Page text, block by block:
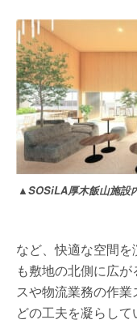
▲SOSiLA厚木飯山施設
など、快適な空間
も敷地の北側に広
スや物流業務の作
どの工夫を凝らして